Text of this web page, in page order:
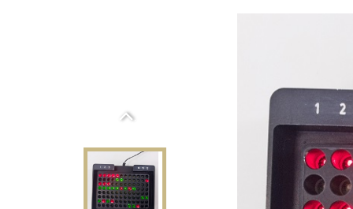
Previous